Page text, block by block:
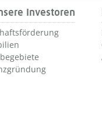
Investoren